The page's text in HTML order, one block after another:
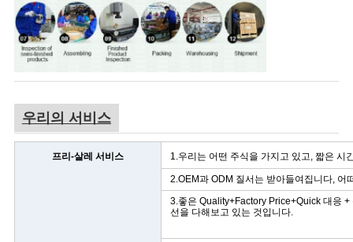
우리의 서비스
프리-살레 서비스 1.우리는 어떤 주식을 가지고 있고, 짧은 시
2.OEM과 ODM 질서는 받아들여집니다, 어
3.좋은 Quality+Factory Price+Quick 대응
선을 다해보고 있는 것입니다.